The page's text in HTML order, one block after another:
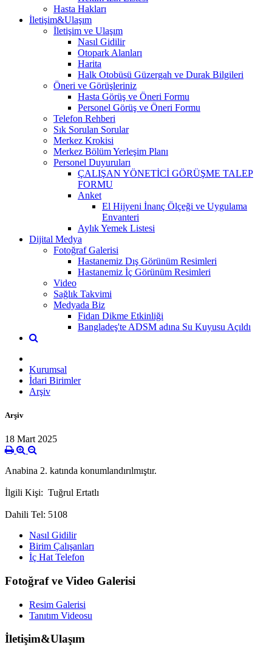
Hasta Hakları
İletişim&Ulaşım
İletişim ve Ulaşım
Nasıl Gidilir
Otopark Alanları
Harita
Halk Otobüsü Güzergah ve Durak Bilgileri
Öneri ve Görüşleriniz
Hasta Görüş ve Öneri Formu
Personel Görüş ve Öneri Formu
Telefon Rehberi
Sık Sorulan Sorular
Merkez Krokisi
Merkez Bölüm Yerleşim Planı
Personel Duyuruları
ÇALIŞAN YÖNETİCİ GÖRÜŞME TALEP
FORMU
Anket
El Hijyeni İnanç Ölçeği ve Uygulama
Envanteri
Aylık Yemek Listesi
Dijital Medya
Fotoğraf Galerisi
Hastanemiz Dış Görünüm Resimleri
Hastanemiz İç Görünüm Resimleri
Video
Sağlık Takvimi
Medyada Biz
Fidan Dikme Etkinliği
Bangladeş'te ADSM adına Su Kuyusu Açıldı
Kurumsal
İdari Birimler
Arşiv
Arşiv
18 Mart 2025
Anabina 2. katında konumlandırılmıştır.
İlgili Kişi: Tuğrul Ertatlı
Dahili Tel: 5108
Nasıl Gidilir
Birim Çalışanları
İç Hat Telefon
Fotoğraf ve Video Galerisi
Resim Galerisi
Tanıtım Videosu
İletişim&Ulaşım